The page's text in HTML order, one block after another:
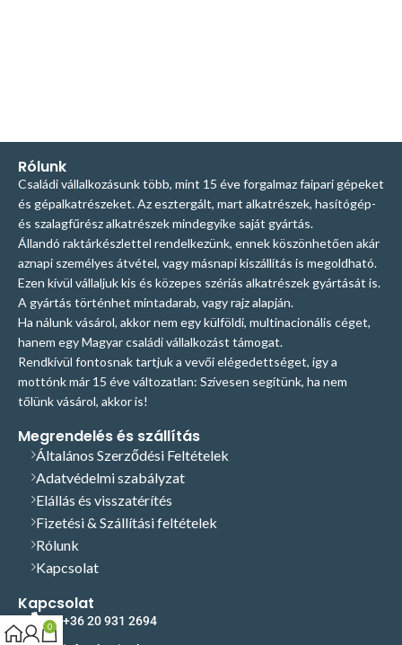
Rólunk
Családi vállalkozásunk több, mint 15 éve forgalmaz faipari gépeket
és gépalkatrészeket. Az esztergált, mart alkatrészek, hasítógép-
és szalagfűrész alkatrészek mindegyike saját gyártás.
Állandó raktárkészlettel rendelkezünk, ennek köszönhetően akár
aznapi személyes átvétel, vagy másnapi kiszállítás is megoldható.
Ezen kívül vállaljuk kis és közepes szériás alkatrészek gyártását is.
A gyártás történhet mintadarab, vagy rajz alapján.
Ha nálunk vásárol, akkor nem egy külföldi, multinacionális céget,
hanem egy Magyar családi vállalkozást támogat.
Rendkívül fontosnak tartjuk a vevői elégedettséget, így a
mottónk már 15 éve változatlan: Szívesen segítünk, ha nem
tőlünk vásárol, akkor is!
Megrendelés és szállítás
Általános Szerződési Feltételek
Adatvédelmi szabályzat
Elállás és visszatérítés
Fizetési & Szállítási feltételek
Rólunk
Kapcsolat
Kapcsolat
+36 20 931 2694
0